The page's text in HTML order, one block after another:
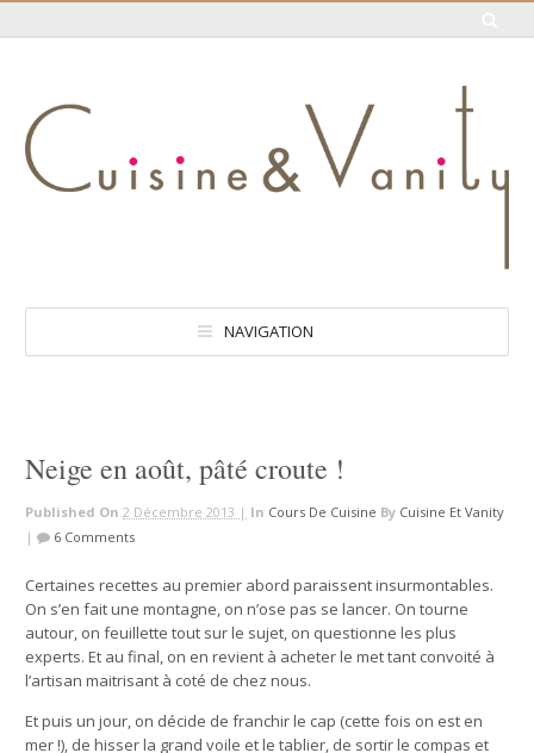
NAVIGATION
Neige en août, pâté croute !
Published On2 Décembre 2013 | In Cours De Cuisine By Cuisine Et Vanity
|
6 Comments
Certaines recettes au premier abord paraissent insurmontables.
On s’en fait une montagne, on n’ose pas se lancer. On tourne
autour, on feuillette tout sur le sujet, on questionne les plus
experts. Et au final, on en revient à acheter le met tant convoité à
l’artisan maitrisant à coté de chez nous.
Et puis un jour, on décide de franchir le cap (cette fois on est en
mer !), de hisser la grand voile et le tablier, de sortir le compas et